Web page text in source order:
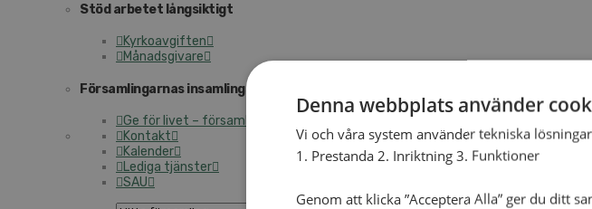
Stöd arbetet långsiktigt
Kyrkoavgiften
Månadsgivare
Församlingarnas insamlingsarbete
Ge för livet – församlingens insamling
Kontakt
Kalender
Lediga tjänster
SAU
Denna webbplats använder
Vi och våra system använder tekniska
1. Prestanda 2. Inriktning 3. Funktioner
Genom att klicka ”Acceptera Alla” ger du ditt